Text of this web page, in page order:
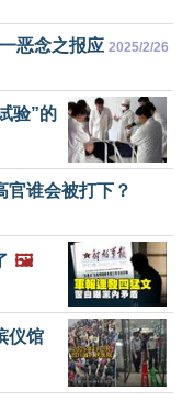
恶念之报应 2025/2/26
验”的
官谁会被打下？
🖼️
仪馆